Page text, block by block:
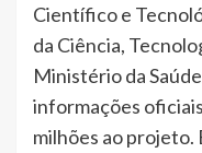
Científico e
da Ciência,
Ministério da
informações
milhões ao projeto.